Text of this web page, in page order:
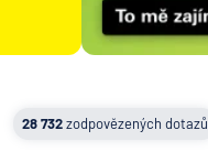
28 732zodpovězených dotazů